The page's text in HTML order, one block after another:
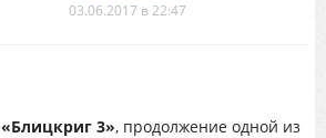
03.06.2017 в 22:47
«Блицкриг 3», продолжение одной из